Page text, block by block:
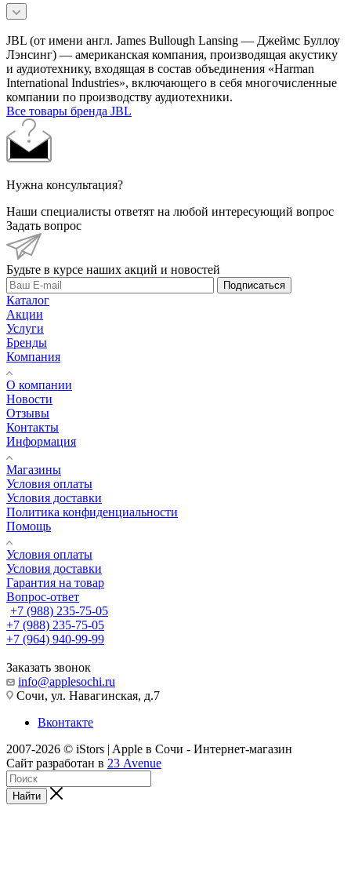
JBL (от имени англ. James Bullough Lansing — Джеймс Буллоу
Лэнсинг) — американская компания, производящая акустику
и аудиотехнику, входящая в состав объединения «Harman
International Industries», включающего в себя многочисленные
компании по производству аудиотехники.
Все товары бренда JBL
Нужна консультация?
Наши специалисты ответят на любой интересующий вопрос
Задать вопрос
Будьте в курсе наших акций и новостей
Подписаться
Каталог
Акции
Услуги
Бренды
Компания
О компании
Новости
Отзывы
Контакты
Информация
Магазины
Условия оплаты
Условия доставки
Политика конфиденциальности
Помощь
Условия оплаты
Условия доставки
Гарантия на товар
Вопрос-ответ
+7 (988) 235-75-05
+7 (988) 235-75-05
+7 (964) 940-99-99
Заказать звонок
info@applesochi.ru
Сочи, ул. Навагинская, д.7
Вконтакте
2007-2026 © iStors | Apple в Сочи - Интернет-магазин
Сайт разработан в 23 Avenue
Найти